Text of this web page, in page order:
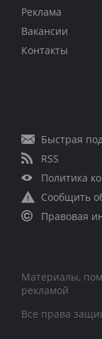
Реклама
Вакансии
Контакты
Быстрая
RSS
Политика
Сообщить
Правовая
Материалы,
рекламой
Все права